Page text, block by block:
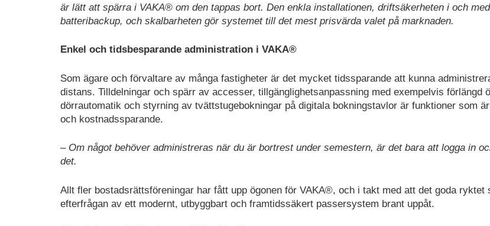
är lätt att spärra i VAKA® om den tappas bort. Den enkla installationen, driftsäkerheten i och
batteribackup, och skalbarheten gör systemet till det mest prisvärda valet på marknaden.
Enkel och tidsbesparande administration i VAKA®
Som ägare och förvaltare av många fastigheter är det mycket tidssparande att kunna
distans. Tilldelningar och spärr av accesser, tillgänglighetsanpassning med exempelvis förlängd
dörrautomatik och styrning av tvättstugebokningar på digitala bokningstavlor är funktioner som
och kostnadssparande.
– Om något behöver administreras när du är bortrest under semestern, är det bara att logga in
det.
Allt fler bostadsrättsföreningar har fått upp ögonen för VAKA®, och i takt med att det goda ryktet
efterfrågan av ett modernt, utbyggbart och framtidssäkert passersystem brant uppåt.